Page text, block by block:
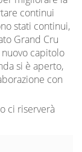
continui
stati continui,
Grand Cru
nuovo capitolo
si è aperto,
con
ci riserverà